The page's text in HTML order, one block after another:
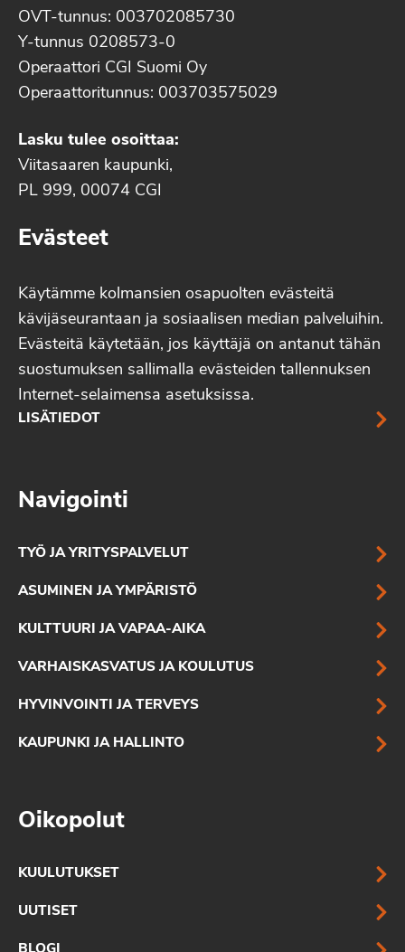
OVT-tunnus: 003702085730
Y-tunnus 0208573-0
Operaattori CGI Suomi Oy
Operaattoritunnus: 003703575029
Lasku tulee osoittaa:
Viitasaaren kaupunki,
PL 999, 00074 CGI
Evästeet
Käytämme kolmansien osapuolten evästeitä
kävijäseurantaan ja sosiaalisen median palveluihin.
Evästeitä käytetään, jos käyttäjä on antanut tähän
suostumuksen sallimalla evästeiden tallennuksen
Internet-selaimensa asetuksissa.
LISÄTIEDOT
Navigointi
TYÖ JA YRITYSPALVELUT
ASUMINEN JA YMPÄRISTÖ
KULTTUURI JA VAPAA-AIKA
VARHAISKASVATUS JA KOULUTUS
HYVINVOINTI JA TERVEYS
KAUPUNKI JA HALLINTO
Oikopolut
KUULUTUKSET
UUTISET